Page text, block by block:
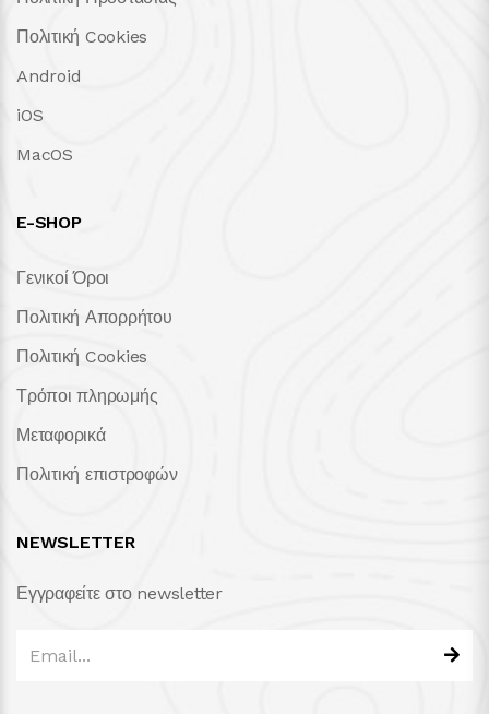
Πολιτική Cookies
Android
iOS
MacOS
E-SHOP
Γενικοί Όροι
Πολιτική Απορρήτου
Πολιτική Cookies
Τρόποι πληρωμής
Μεταφορικά
Πολιτική επιστροφών
NEWSLETTER
Εγγραφείτε στο newsletter